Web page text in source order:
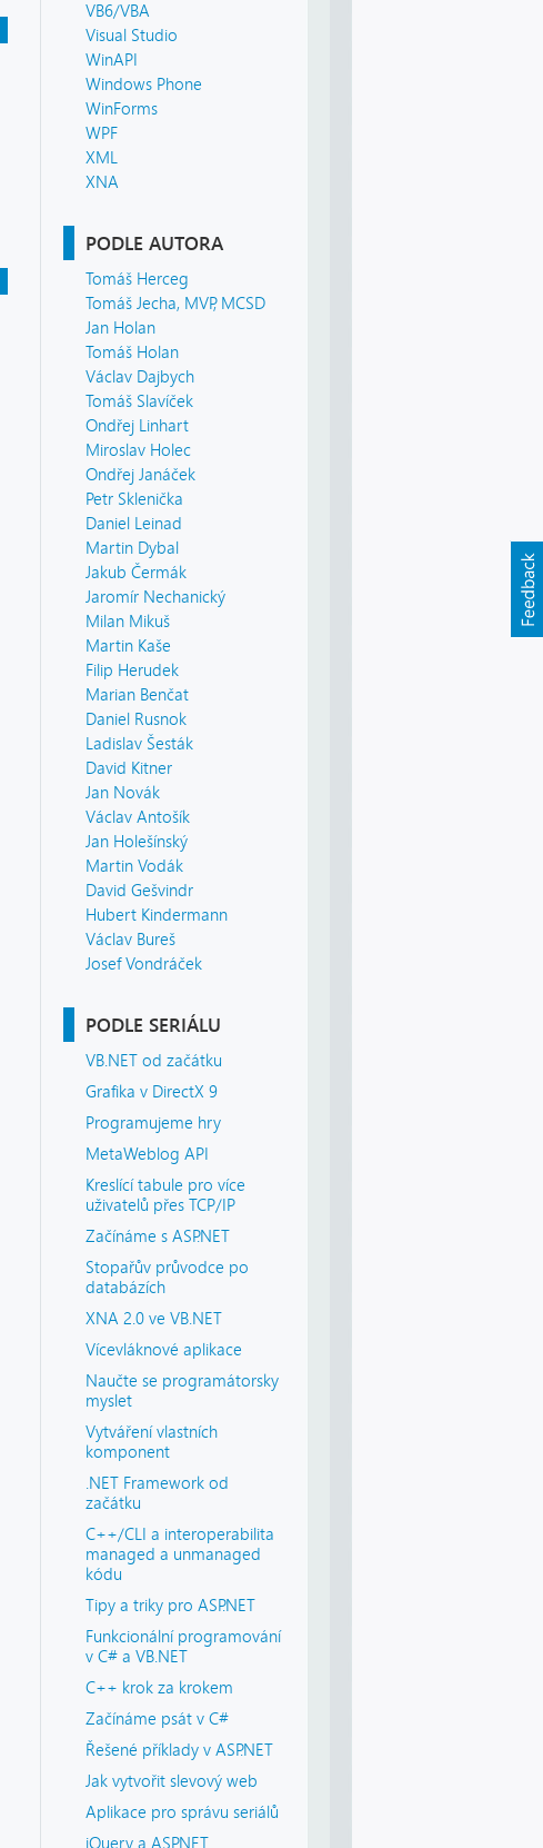
VB6/VBA
Visual Studio
WinAPI
Windows Phone
WinForms
WPF
XML
XNA
PODLE AUTORA
Tomáš Herceg
Tomáš Jecha, MVP, MCSD
Jan Holan
Tomáš Holan
Václav Dajbych
Tomáš Slavíček
Ondřej Linhart
Miroslav Holec
Ondřej Janáček
Petr Sklenička
Daniel Leinad
Martin Dybal
Jakub Čermák
Jaromír Nechanický
Milan Mikuš
Martin Kaše
Filip Herudek
Marian Benčat
Daniel Rusnok
Ladislav Šesták
David Kitner
Jan Novák
Václav Antošík
Jan Holešínský
Martin Vodák
David Gešvindr
Hubert Kindermann
Václav Bureš
Josef Vondráček
PODLE SERIÁLU
VB.NET od začátku
Grafika v DirectX 9
Programujeme hry
MetaWeblog API
Kreslící tabule pro více
uživatelů přes TCP/IP
Začínáme s ASP.NET
Stopařův průvodce po
databázích
XNA 2.0 ve VB.NET
Vícevláknové aplikace
Naučte se programátorsky
myslet
Vytváření vlastních
komponent
.NET Framework od
začátku
C++/CLI a interoperabilita
managed a unmanaged
kódu
Tipy a triky pro ASP.NET
Funkcionální programování
v C# a VB.NET
C++ krok za krokem
Začínáme psát v C#
Řešené příklady v ASP.NET
Jak vytvořit slevový web
Aplikace pro správu seriálů
jQuery a ASP.NET